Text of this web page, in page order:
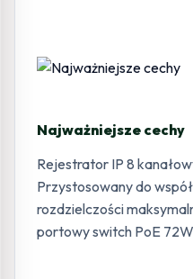
Najważniejsze cechy
Rejestrator IP 8
Przystosowany do
rozdzielczości
portowy switch PoE